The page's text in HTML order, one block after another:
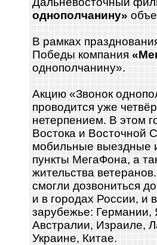
однополчанину»
В рамках
Победы компания
однополчанину».
Акцию «Звонок
проводится уже
нетерпением. В этом
Востока и Восточной
мобильные выездные
пункты МегаФона, а
жительства
смогли дозвониться
и в городах России, и
зарубежье:
Австралии, Израиле,
Украине, Китае.